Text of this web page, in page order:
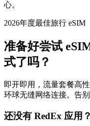
心。
2026年度最佳旅行 eSIM
准备好尝试
式了吗？
即开即用，流量套餐高
环球无缝网络连接。告
还没有 RedEx 应用？